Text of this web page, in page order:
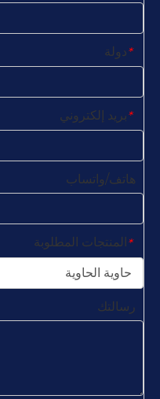
*دولة
*بريد إلكتروني
هاتف/واتساب
* المنتجات المطلوبة
رسالتك